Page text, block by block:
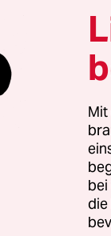
– nach
sprach
dass
ihren
29-
Holm
bei